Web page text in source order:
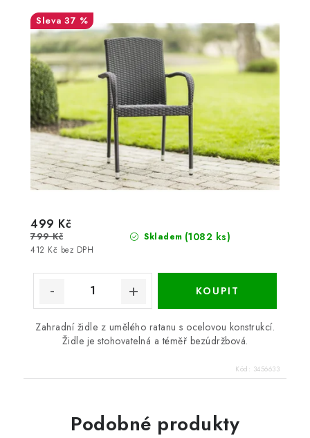
37 %
Skladem (1082 ks)
412 Kč bez DPH
499 Kč
799 Kč
Zahradní židle z umělého ratanu s ocelovou konstrukcí.
Židle je stohovatelná a téměř bezúdržbová.
Kód: 3456633
Podobné produkty